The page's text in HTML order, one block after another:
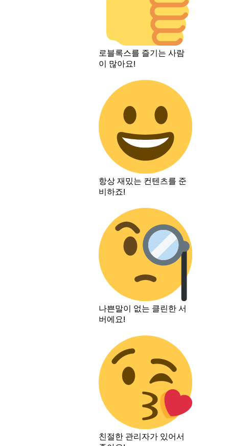
로블록스를 즐기는 사람
이 많아요!
항상 재밌는 컨텐츠를 준
비하죠!
나쁜말이 없는 클린한 서
버에요!
친절한 관리자가 있어서